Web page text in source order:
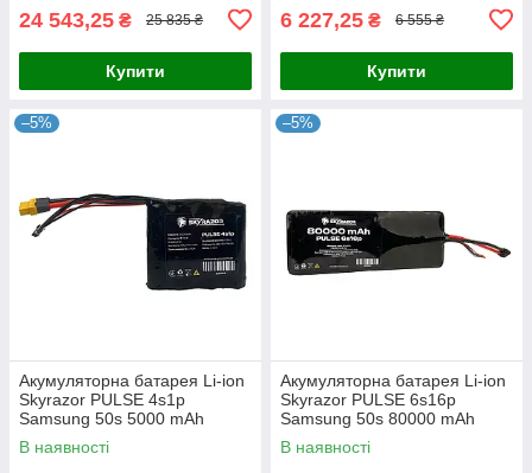
24 543,25 ₴ 25 835 ₴
Купити
6 227,25 ₴ 6 555 ₴
Купити
–5%
Акумуляторна батарея Li-ion
Skyrazor PULSE 4s1p
Samsung 50s 5000 mAh
спарка INR21700
В наявності
–5%
Акумуляторна батарея Li-ion
Skyrazor PULSE 6s16p
Samsung 50s 80000 mAh
спарка INR21700
В наявності